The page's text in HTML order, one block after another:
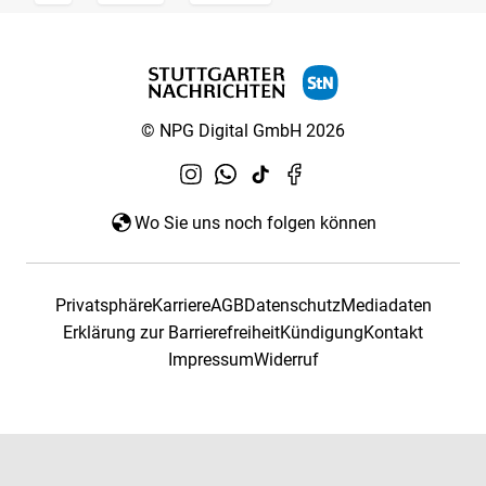
© NPG Digital GmbH 2026
Wo Sie uns noch folgen können
PrivatsphäreKarriereAGBDatenschutzMediadaten
Erklärung zur BarrierefreiheitKündigungKontakt
ImpressumWiderruf